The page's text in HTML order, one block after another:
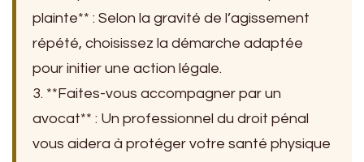
plainte** : Selon la gravité de l’agissement
répété, choisissez la démarche adaptée
pour initier une action légale.
3. **Faites-vous accompagner par un
avocat** : Un professionnel du droit pénal
vous aidera à protéger votre santé physique